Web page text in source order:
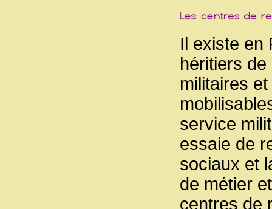
Il existe en
héritiers de
militaires
service
essaie de
sociaux et
de métier
centres de